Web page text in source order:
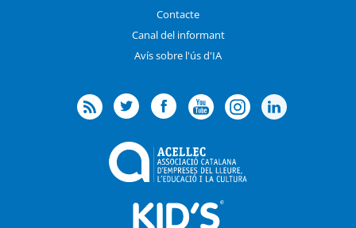
Contacte
Canal del informant
Avís sobre l'ús d'IA